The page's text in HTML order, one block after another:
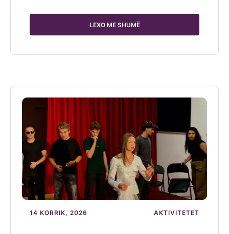
LEXO ME SHUMË
14 KORRIK, 2026 AKTIVITETET